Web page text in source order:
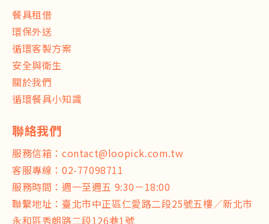
餐具租借
環保外送
循環客製方案
安全與衛生
關於我們
循環餐具小知識
服務信箱： contact@loopick.com.tw
客服專線： 02-77098711
服務時間：週一至週五 9:30－18:00
聯繫地址：臺北市中正區仁愛路二段25號五樓／新北市
永和區秀朗路二段126巷1號